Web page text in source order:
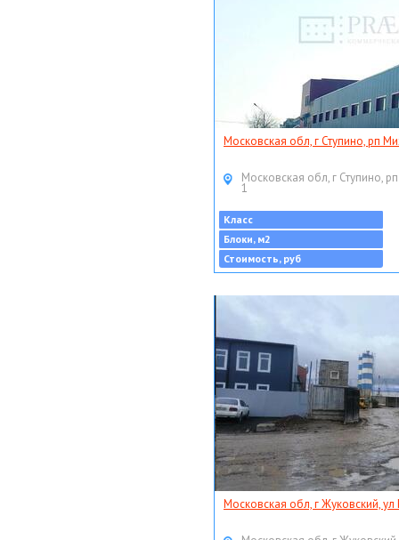
Московская обл, г Ступино, рп
Московская обл, г Ступино,
1
Класс
Блоки, м2
Стоимость, руб
Московская обл, г Жуковский,